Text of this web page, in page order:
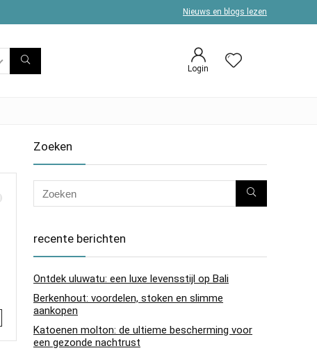
Nieuws en blogs lezen
Login
Zoeken
recente berichten
Ontdek uluwatu: een luxe levensstijl op Bali
Berkenhout: voordelen, stoken en slimme
aankopen
Katoenen molton: de ultieme bescherming voor
een gezonde nachtrust